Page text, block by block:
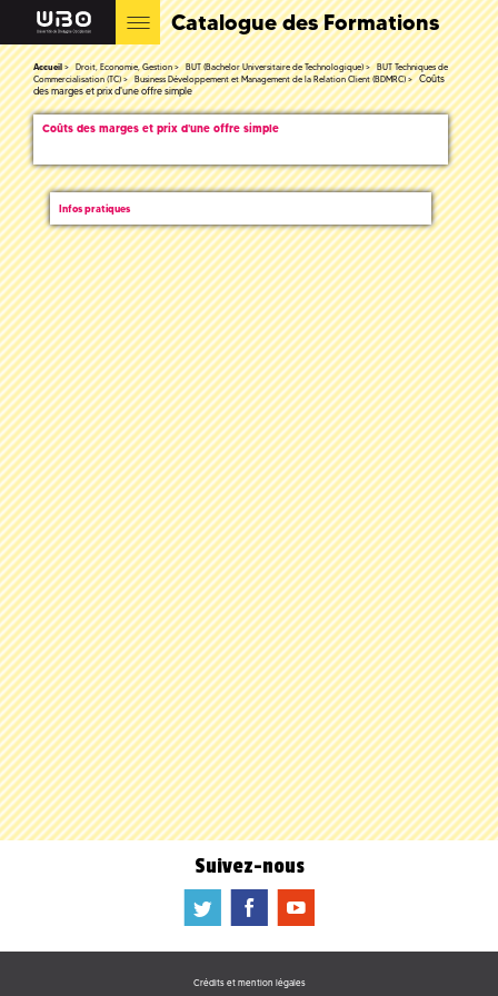
Catalogue des Formations
Accueil Droit, Economie, Gestion BUT (Bachelor Universitaire de Technologique)
BUT Techniques de
Commercialisation (TC)
Business Développement et Management de la Relation Client (BDMRC)
Coûts
des marges et prix d'une offre simple
Coûts des marges et prix d'une offre simple
Infos pratiques
Suivez-nous
a b f
Crédits et mention légales